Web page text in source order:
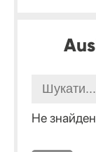
Не